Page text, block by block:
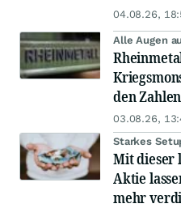
04.08.26,
Alle Augen
den Zahlen
03.08.26,
Starkes
Mit dieser
Aktie
mehr